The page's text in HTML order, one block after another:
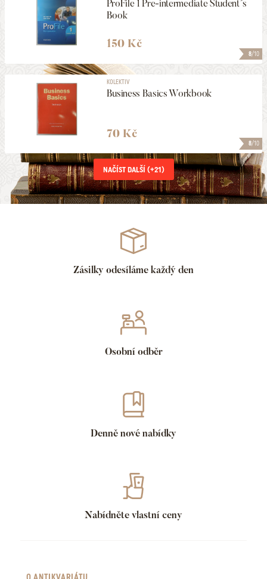
8/10
ProFile 1 Pre-intermediate Student´s
Book
150 Kč
8/10
KOLEKTIV
Business Basics Workbook
70 Kč
NAČÍST DALŠÍ (+21)
Zásilky odesíláme každý den
Osobní odběr
Denně nové nabídky
Nabídněte vlastní ceny